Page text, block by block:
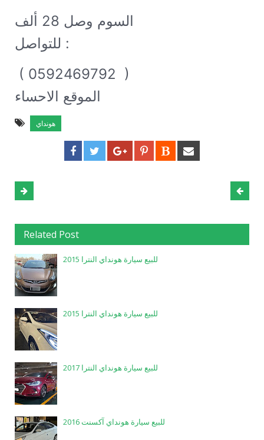
السوم وصل 28 ألف
للتواصل : ‭
‭ ( 0592469792  ) ‬
الموقع الاحساء
هونداي
Related Post
للبيع سيارة هونداي النترا 2015
للبيع سيارة هونداي النترا 2015
للبيع سيارة هونداي النترا 2017
للبيع سيارة هونداي آكسنت 2016